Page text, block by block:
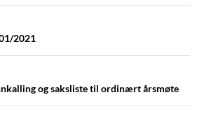
2021
og saksliste til ordinært årsmøte